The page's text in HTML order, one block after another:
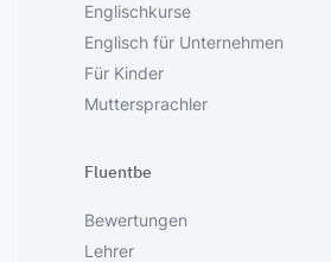
Englischkurse
Englisch für Unternehmen
Für Kinder
Muttersprachler
Fluentbe
Bewertungen
Lehrer